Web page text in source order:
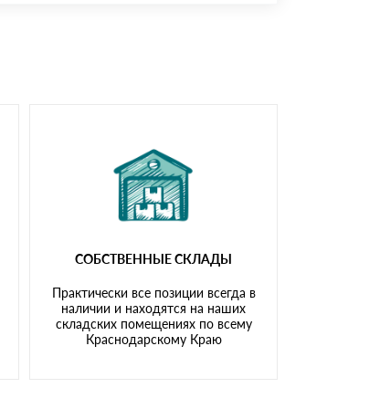
СОБСТВЕННЫЕ СКЛАДЫ
Практически все позиции всегда в
наличии и находятся на наших
складских помещениях по всему
Краснодарскому Краю